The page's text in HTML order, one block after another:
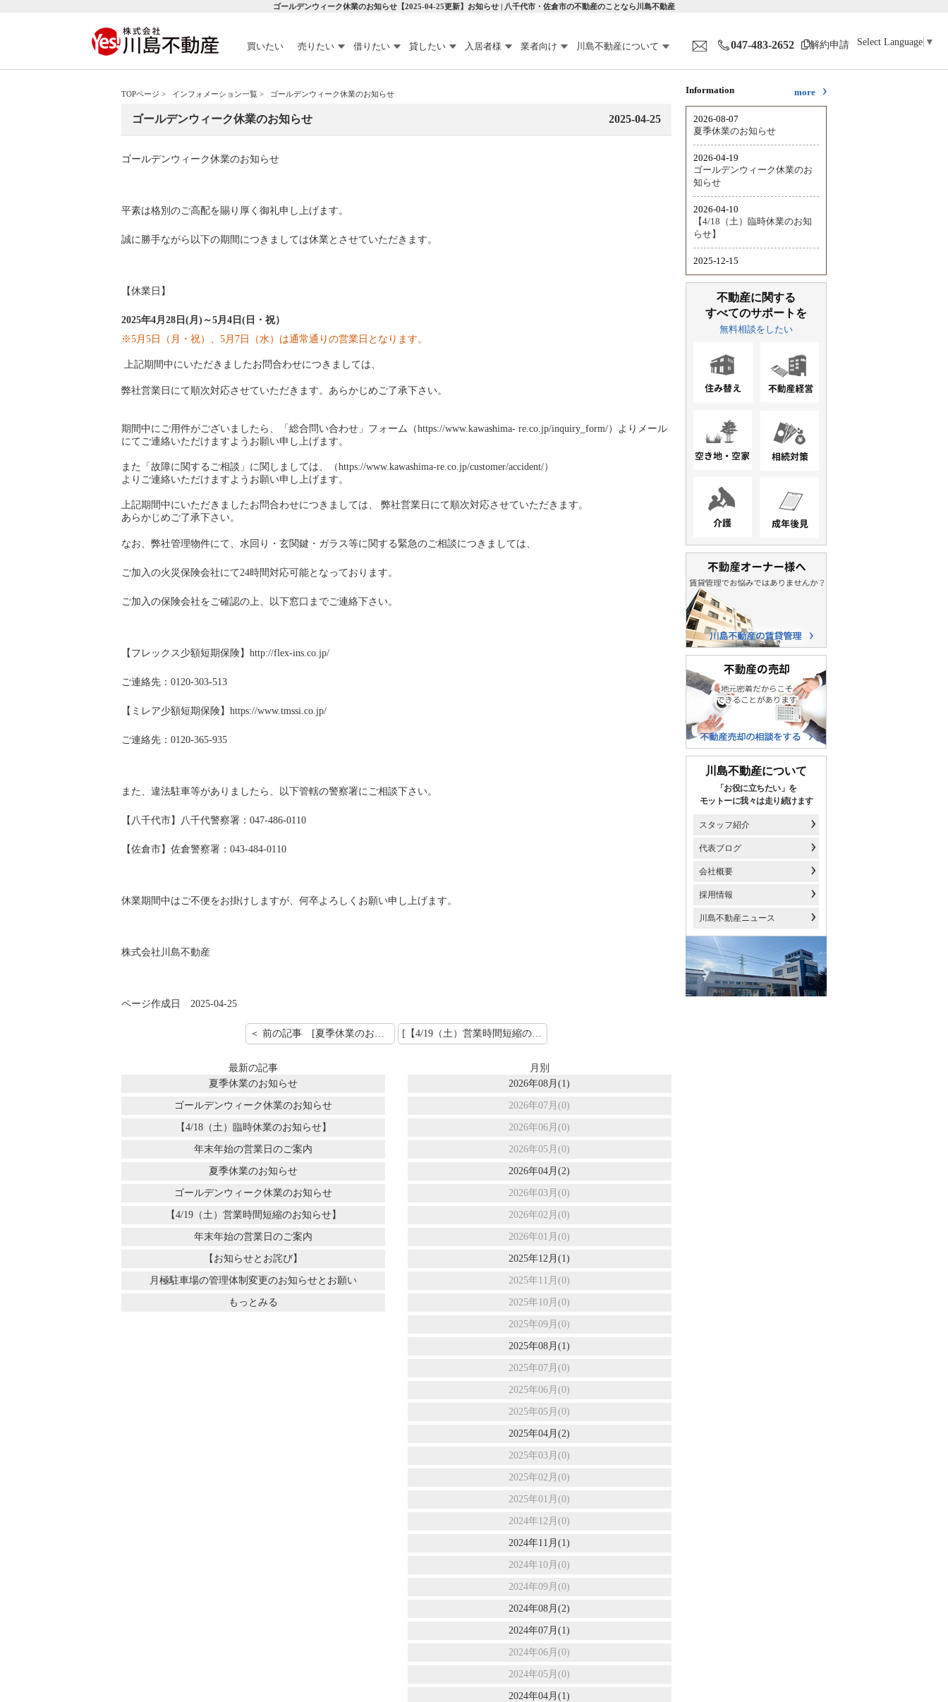
ゴールデンウィーク休業のお知らせ【2025-04-25更新】お知らせ | 八千代市・佐倉市の不動産のことなら川島不動産
買いたい 売りたい 借りたい 貸したい 入居者様 業者向け 川島不動産について 047-483-2652 解約申請 Select Language ▼
TOPページ > インフォメーション一覧 > ゴールデンウィーク休業のお知らせ
ゴールデンウィーク休業のお知らせ 2025-04-25
ゴールデンウィーク休業のお知らせ
平素は格別のご高配を賜り厚く御礼申し上げます。
誠に勝手ながら以下の期間につきましては休業とさせていただきます。
【休業日】
2025年4月28日(月)～5月4日(日・祝）
※5月5日（月・祝）、5月7日（水）は通常通りの営業日となります。
上記期間中にいただきましたお問合わせにつきましては、
弊社営業日にて順次対応させていただきます。あらかじめご了承下さい。
期間中にご用件がございましたら、「総合問い合わせ」フォーム（https://www.kawashima- re.co.jp/inquiry_form/）よりメール
にてご連絡いただけますようお願い申し上げます。
また「故障に関するご相談」に関しましては、（https://www.kawashima-re.co.jp/customer/accident/）
よりご連絡いただけますようお願い申し上げます。
上記期間中にいただきましたお問合わせにつきましては、 弊社営業日にて順次対応させていただきます。
あらかじめご了承下さい。
なお、弊社管理物件にて、水回り・玄関鍵・ガラス等に関する緊急のご相談につきましては、
ご加入の火災保険会社にて24時間対応可能となっております。
ご加入の保険会社をご確認の上、以下窓口までご連絡下さい。
【フレックス少額短期保険】http://flex-ins.co.jp/
ご連絡先：0120-303-513
【ミレア少額短期保険】https://www.tmssi.co.jp/
ご連絡先：0120-365-935
また、違法駐車等がありましたら、以下管轄の警察署にご相談下さい。
【八千代市】八千代警察署：047-486-0110
【佐倉市】佐倉警察署：043-484-0110
休業期間中はご不便をお掛けしますが、何卒よろしくお願い申し上げます。
株式会社川島不動産
ページ作成日 2025-04-25
＜ 前の記事 [夏季休業のお知らせ] [【4/19（土）営業時間短縮のお知らせ】] 次の記事 ＞
最新の記事
夏季休業のお知らせ
ゴールデンウィーク休業のお知らせ
【4/18（土）臨時休業のお知らせ】
年末年始の営業日のご案内
夏季休業のお知らせ
ゴールデンウィーク休業のお知らせ
【4/19（土）営業時間短縮のお知らせ】
年末年始の営業日のご案内
【お知らせとお詫び】
月極駐車場の管理体制変更のお知らせとお願い
もっとみる
月別
2026年08月(1)
2026年07月(0)
2026年06月(0)
2026年05月(0)
2026年04月(2)
2026年03月(0)
2026年02月(0)
2026年01月(0)
2025年12月(1)
2025年11月(0)
2025年10月(0)
2025年09月(0)
2025年08月(1)
2025年07月(0)
2025年06月(0)
2025年05月(0)
2025年04月(2)
2025年03月(0)
2025年02月(0)
2025年01月(0)
2024年12月(0)
2024年11月(1)
2024年10月(0)
2024年09月(0)
2024年08月(2)
2024年07月(1)
2024年06月(0)
2024年05月(0)
2024年04月(1)
Information more
不動産に関する
すべてのサポートを
無料相談をしたい
川島不動産について
「お役に立ちたい」を
モットーに我々は走り続けます
スタッフ紹介
代表ブログ
会社概要
採用情報
川島不動産ニュース